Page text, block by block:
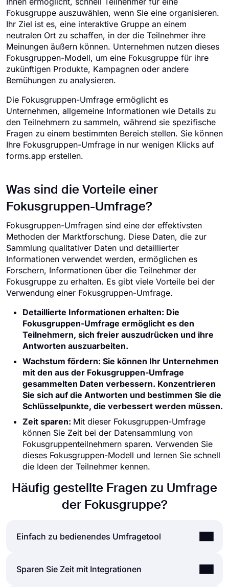
Fokusgruppe auszuwählen, wenn Sie eine organisieren.
Ihr Ziel ist es, eine interaktive Gruppe an einem
neutralen Ort zu schaffen, in der die Teilnehmer ihre
Meinungen äußern können. Unternehmen nutzen dieses
Fokusgruppen-Modell, um eine Fokusgruppe für ihre
zukünftigen Produkte, Kampagnen oder andere
Bemühungen zu analysieren.
Die Fokusgruppen-Umfrage ermöglicht es
Unternehmen, allgemeine Informationen wie Details zu
den Teilnehmern zu sammeln, während sie spezifische
Fragen zu einem bestimmten Bereich stellen. Sie können
Ihre Fokusgruppen-Umfrage in nur wenigen Klicks auf
forms.app erstellen.
Was sind die Vorteile einer
Fokusgruppen-Umfrage?
Fokusgruppen-Umfragen sind eine der effektivsten
Methoden der Marktforschung. Diese Daten, die zur
Sammlung qualitativer Daten und detaillierter
Informationen verwendet werden, ermöglichen es
Forschern, Informationen über die Teilnehmer der
Fokusgruppe zu erhalten. Es gibt viele Vorteile bei der
Verwendung einer Fokusgruppen-Umfrage.
Detaillierte Informationen erhalten: Die
Fokusgruppen-Umfrage ermöglicht es den
Teilnehmern, sich freier auszudrücken und ihre
Antworten auszuarbeiten.
Wachstum fördern: Sie können Ihr Unternehmen
mit den aus der Fokusgruppen-Umfrage
gesammelten Daten verbessern. Konzentrieren
Sie sich auf die Antworten und bestimmen Sie die
Schlüsselpunkte, die verbessert werden müssen.
Zeit sparen: Mit dieser Fokusgruppen-Umfrage
können Sie Zeit bei der Datensammlung von
Fokusgruppenteilnehmern sparen. Verwenden Sie
dieses Fokusgruppen-Modell und lernen Sie schnell
die Ideen der Teilnehmer kennen.
Häufig gestellte Fragen zu Umfrage
der Fokusgruppe?
Einfach zu bedienendes Umfragetool
Das Erstellen von Online-Formularen und
Sparen Sie Zeit mit Integrationen